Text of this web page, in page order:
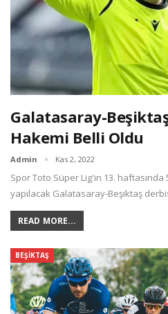
Galatasaray-
Hakemi Belli Oldu
Admin Kas 2, 2022
Spor Toto Süper Lig'in 13. haftasında
yapılacak Galatasaray-Beşiktaş
READ MORE...
BEŞIKTAŞ